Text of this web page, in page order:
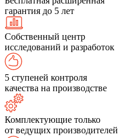
гарантия до 5 лет
Собственный центр
исследований и разработок
5 ступеней контроля
качества на производстве
Комплектующие только
от ведущих производителей